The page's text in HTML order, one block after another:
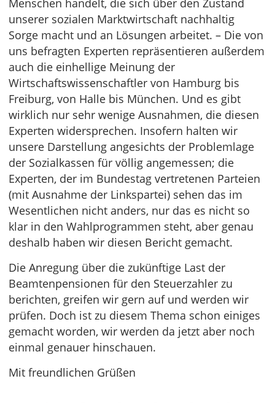
Menschen handelt, die sich über den Zustand
unserer sozialen Marktwirtschaft nachhaltig
Sorge macht und an Lösungen arbeitet. – Die von
uns befragten Experten repräsentieren außerdem
auch die einhellige Meinung der
Wirtschaftswissenschaftler von Hamburg bis
Freiburg, von Halle bis München. Und es gibt
wirklich nur sehr wenige Ausnahmen, die diesen
Experten widersprechen. Insofern halten wir
unsere Darstellung angesichts der Problemlage
der Sozialkassen für völlig angemessen; die
Experten, der im Bundestag vertretenen Parteien
(mit Ausnahme der Linkspartei) sehen das im
Wesentlichen nicht anders, nur das es nicht so
klar in den Wahlprogrammen steht, aber genau
deshalb haben wir diesen Bericht gemacht.
Die Anregung über die zukünftige Last der
Beamtenpensionen für den Steuerzahler zu
berichten, greifen wir gern auf und werden wir
prüfen. Doch ist zu diesem Thema schon einiges
gemacht worden, wir werden da jetzt aber noch
einmal genauer hinschauen.
Mit freundlichen Grüßen